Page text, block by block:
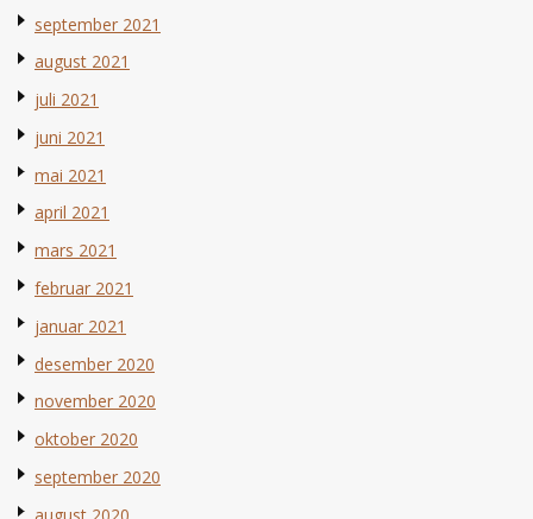
september 2021
august 2021
juli 2021
juni 2021
mai 2021
april 2021
mars 2021
februar 2021
januar 2021
desember 2020
november 2020
oktober 2020
september 2020